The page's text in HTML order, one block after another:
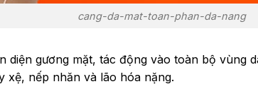
cang-da-mat-toan-phan-da-nang
diện gương mặt, tác động vào toàn bộ vùng
xệ, nếp nhăn và lão hóa nặng.